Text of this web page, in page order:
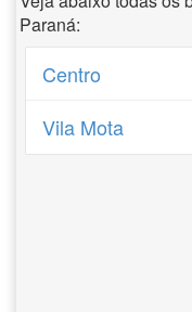
Paraná:
Centro
Vila Mota